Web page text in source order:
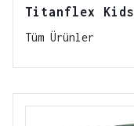
Titanflex Kids
Tüm Ürünler